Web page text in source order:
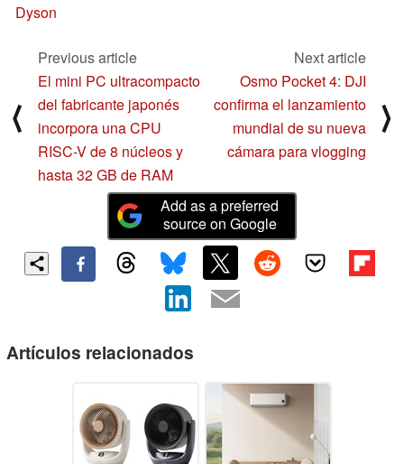
Dyson
⟨
Previous article
El mini PC ultracompacto
del fabricante japonés
incorpora una CPU
RISC-V de 8 núcleos y
hasta 32 GB de RAM
Next article
Osmo Pocket 4: DJI
confirma el lanzamiento
mundial de su nueva
cámara para vlogging
⟩
Add as a preferred
source on Google
Artículos relacionados